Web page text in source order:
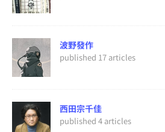
波野發作
published 17 articles
西田宗千佳
published 4 articles